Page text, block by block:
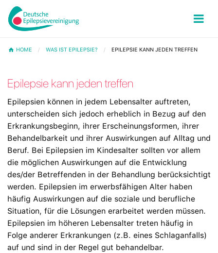
HOME WAS IST EPILEPSIE? EPILEPSIE KANN JEDEN TREFFEN
Epilepsie kann jeden treffen
Epilepsien können in jedem Lebensalter auftreten,
unterscheiden sich jedoch erheblich in Bezug auf den
Erkrankungsbeginn, ihrer Erscheinungsformen, ihrer
Behandelbarkeit und ihrer Auswirkungen auf Alltag und
Beruf. Bei Epilepsien im Kindesalter sollten vor allem
die möglichen Auswirkungen auf die Entwicklung
des/der Betreffenden in der Behandlung berücksichtigt
werden. Epilepsien im erwerbsfähigen Alter haben
häufig Auswirkungen auf die soziale und berufliche
Situation, für die Lösungen erarbeitet werden müssen.
Epilepsien im höheren Lebensalter treten häufig in
Folge anderer Erkrankungen (z.B. eines Schlaganfalls)
auf und sind in der Regel gut behandelbar.